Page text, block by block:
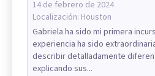
14 de febrero de 2024
Localización: Houston
Gabriela ha sido mi primera
experiencia ha sido
describir detalladamente
explicando sus...